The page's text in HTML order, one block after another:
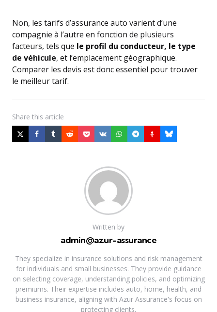
Non, les tarifs d’assurance auto varient d’une
compagnie à l’autre en fonction de plusieurs
facteurs, tels que le profil du conducteur, le type
de véhicule, et l’emplacement géographique.
Comparer les devis est donc essentiel pour trouver
le meilleur tarif.
Share this article
Written by
admin@azur-assurance
They specialize in insurance solutions and risk management
for individuals and small businesses. They provide guidance
on selecting coverage, understanding policies, and optimizing
premiums. Their expertise includes auto, home, health, and
business insurance, aligning with Azur Assurance's focus on
protecting clients.